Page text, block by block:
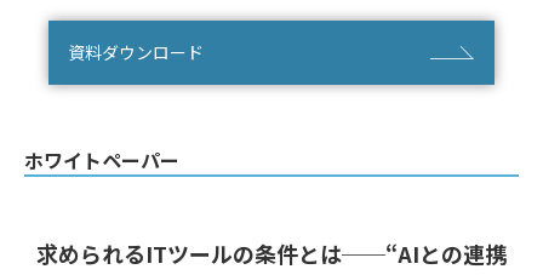
資料ダウンロード
ホワイトペーパー
求められるITツールの条件とは──“AIとの連携